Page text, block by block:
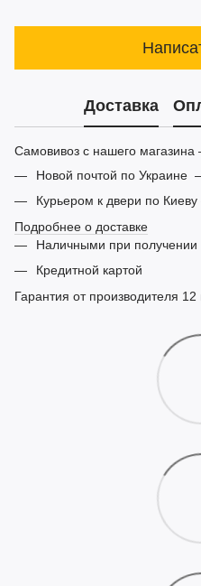
Доставка
Самовивоз с нашего магазина
Новой почтой по Украине
Курьером к двери по
Подробнее о доставке
Наличными при получении
Кредитной картой
Гарантия от производителя